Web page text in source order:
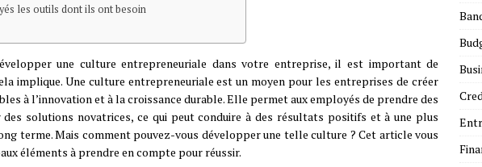
les outils dont ils ont besoin
une culture entrepreneuriale dans votre entreprise, il est important de
implique. Une culture entrepreneuriale est un moyen pour les entreprises de créer
à l’innovation et à la croissance durable. Elle permet aux employés de prendre des
solutions novatrices, ce qui peut conduire à des résultats positifs et à une plus
terme. Mais comment pouvez-vous développer une telle culture ? Cet article vous
éléments à prendre en compte pour réussir.